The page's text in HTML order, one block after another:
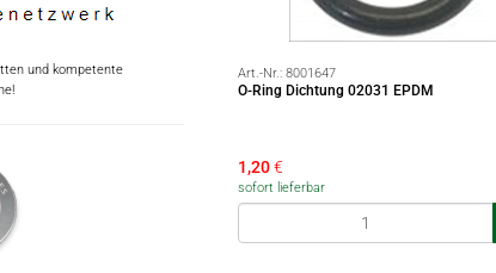
und kompetente
Art.-Nr.: 8001647
O-Ring Dichtung 02031 EPDM
1,20€
sofort lieferbar